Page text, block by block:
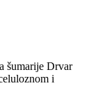
šumarije Drvar
i